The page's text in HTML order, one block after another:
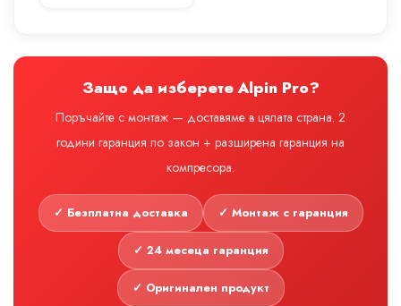
Защо да изберете Alpin Pro?
Поръчайте с монтаж — доставяме в цялата страна. 2
години гаранция по закон + разширена гаранция на
компресора.
✓ Безплатна доставка ✓ Монтаж с гаранция
✓ 24 месеца гаранция
✓ Оригинален продукт